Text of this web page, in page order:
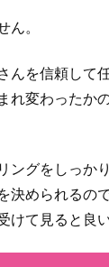
ん。
んを信頼して
れ変わったか
ングをしっか
決められるの
けて見ると良